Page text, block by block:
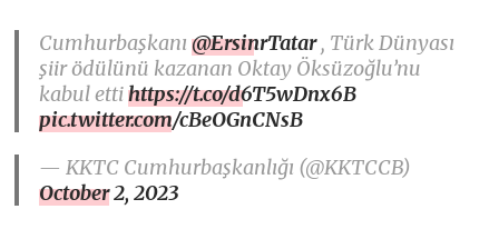
Cumhurbaşkanı@ErsinrTatar, Türk Dünyası
şiir ödülünü kazanan Oktay Öksüzoğlu’nu
kabul ettihttps://t.co/d6T5wDnx6B
pic.twitter.com/cBeOGnCNsB
— KKTC Cumhurbaşkanlığı (@KKTCCB)
October 2, 2023